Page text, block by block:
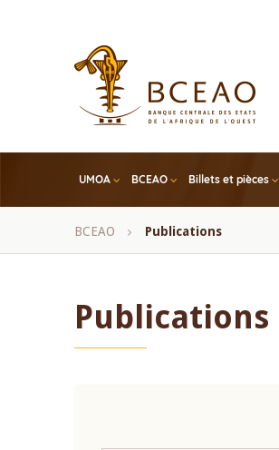
UMOA BCEAO Billets et pièces
Fil
BCEAO Publications
Publications